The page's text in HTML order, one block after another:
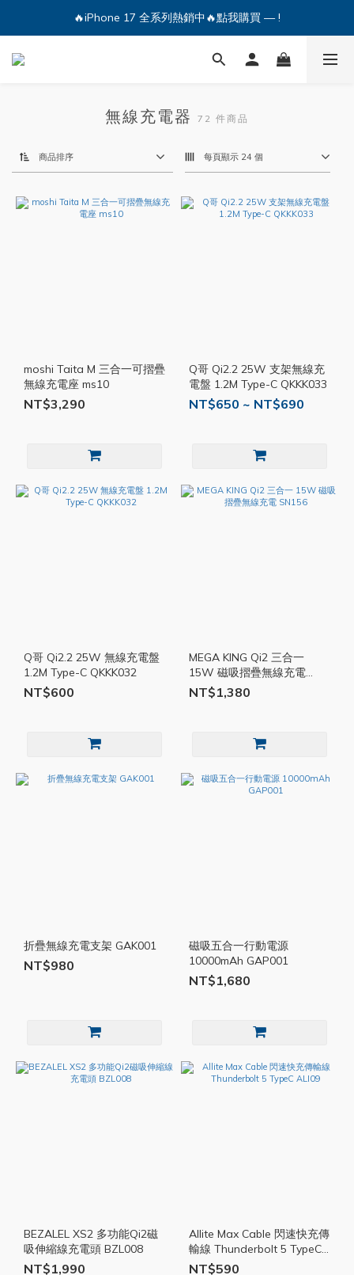
🔥iPhone 17 全系列熱銷中🔥點我購買 — !
🔥iPhone 17 全系列熱銷中🔥點我購買 — !
💕加入Q哥 Line 新好友領優惠券！🎫
無線充電器 72 件商品
商品排序 每頁顯示 24 個
moshi Taita M 三合一可摺疊
無線充電座 ms10
NT$3,290
Q哥 Qi2.2 25W 支架無線充
電盤 1.2M Type-C QKKK033
NT$650 ~ NT$690
Q哥 Qi2.2 25W 無線充電盤
1.2M Type-C QKKK032
NT$600
MEGA KING Qi2 三合一
15W 磁吸摺疊無線充電
SN156
NT$1,380
折疊無線充電支架 GAK001
NT$980
磁吸五合一行動電源
10000mAh GAP001
NT$1,680
BEZALEL XS2 多功能Qi2磁
吸伸縮線充電頭 BZL008
NT$1,990
Allite Max Cable 閃速快充傳
輸線 Thunderbolt 5 TypeC
ALI09
NT$590